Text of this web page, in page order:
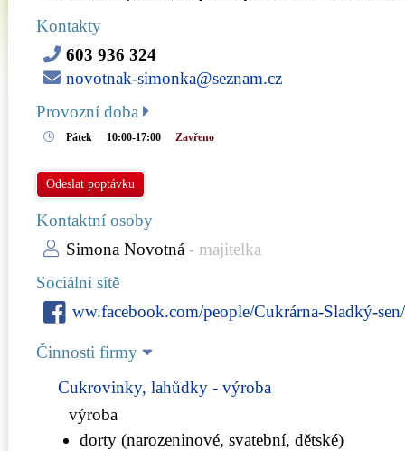
Kontakty
603 936 324
novotnak-simonka@seznam.cz
Provozní doba
Pátek 10:00-17:00 Zavřeno
Odeslat poptávku
Kontaktní osoby
Simona Novotná - majitelka
Sociální sítě
ww.facebook.com/people/Cukrárna-Sladký-
Činnosti firmy
Cukrovinky, lahůdky - výroba
výroba
dorty (narozeninové, svatební, dětské)